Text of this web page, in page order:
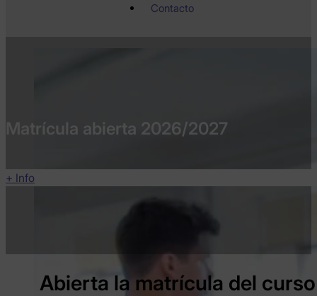
Contacto
Matrícula abierta 2026/2027
+ Info
Abierta la matrícula del curso